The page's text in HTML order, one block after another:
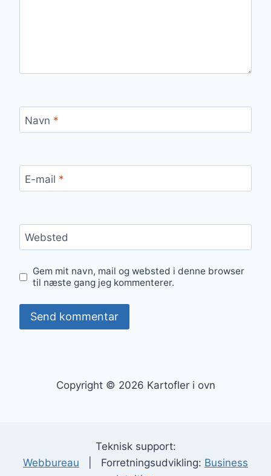
Navn *
E-mail *
Websted
Gem mit navn, mail og websted i denne browser
til næste gang jeg kommenterer.
Copyright © 2026 Kartofler i ovn
Teknisk support:
Webbureau | Forretningsudvikling: Business